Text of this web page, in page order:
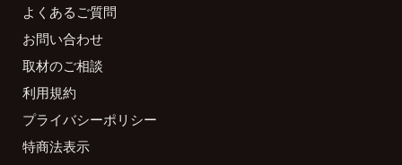
よくあるご質問
お問い合わせ
取材のご相談
利用規約
プライバシーポリシー
特商法表示